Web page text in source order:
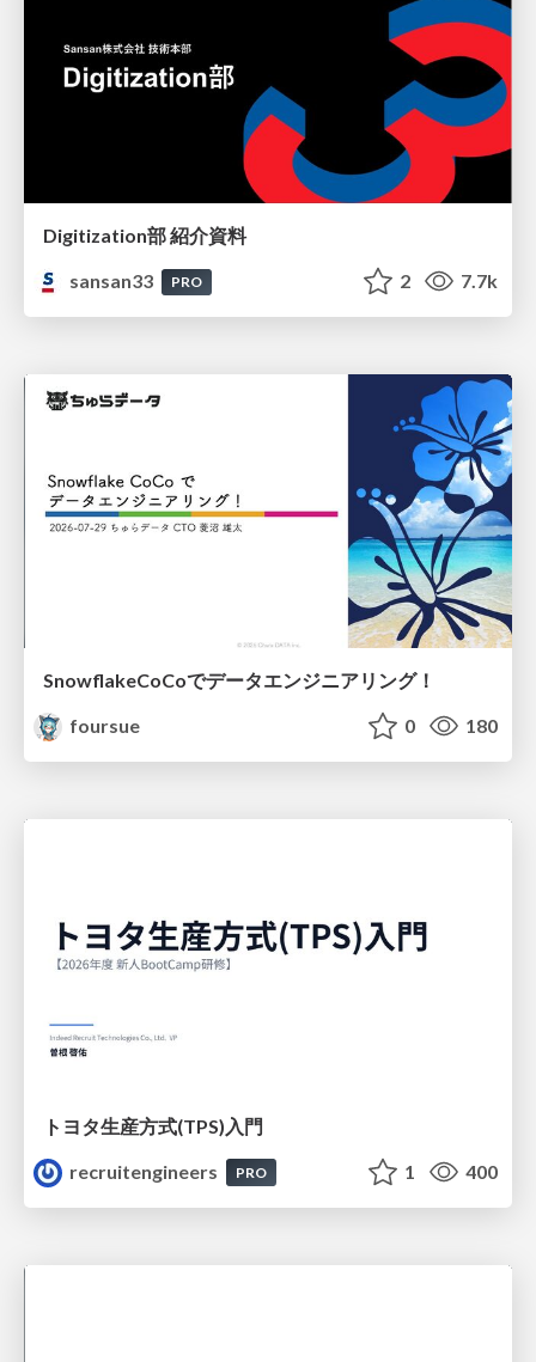
Digitization部 紹介資料
sansan33
PRO 2 7.7k
SnowflakeCoCoでデータエンジニアリング！
foursue
0 180
トヨタ⽣産⽅式(TPS)⼊⾨
recruitengineers
PRO 1 400